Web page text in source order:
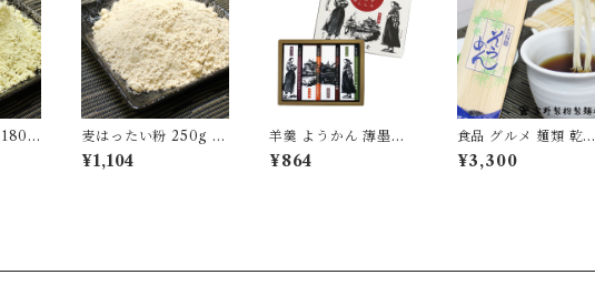
180g
麦はったい粉 250g 3
袋 麦こがし 粉末 国産
裸麦100％ 自家製粉
¥1,104
羊羹 ようかん 薄墨羊
羹 こざくら 松山道後
めぐり 4個入り 茂本ヒ
¥864
食品 グルメ 麺類 乾麺
そうめん 素麺 1袋250
g×12袋 国産 愛媛県産
¥3,300